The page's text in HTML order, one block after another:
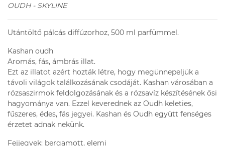
OUDH - SKYLINE
Utántöltő pálcás diffúzorhoz, 500 ml parfümmel.
Kashan oudh
Aromás, fás, ámbrás illat.
Ezt az illatot azért hozták létre, hogy megünnepeljük a
távoli világok találkozásának csodáját. Kashan városában a
rózsaszirmok feldolgozásának és a rózsavíz készítésének ősi
hagyománya van. Ezzel keverednek az Oudh keleties,
fűszeres, édes, fás jegyei. Kashan és Oudh együtt fenséges
érzetet adnak nekünk.
Fejjegyek: bergamott, elemi